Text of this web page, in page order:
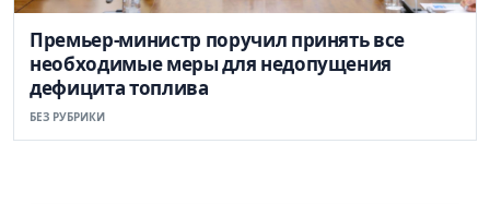
Премьер-министр поручил принять все
необходимые меры для недопущения
дефицита топлива
БЕЗ РУБРИКИ